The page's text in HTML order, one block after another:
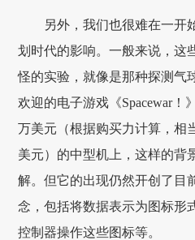
另外，我们也很难在一开
划时代的影响。一般来说，这
怪的实验，就像是那种探测气
欢迎的电子游戏《Spacewar！
万美元（根据购买力计算，相
美元）的中型机上，这样的背
解。但它的出现仍然开创了目
念，包括将数据表示为图标形
控制器操作这些图标等。